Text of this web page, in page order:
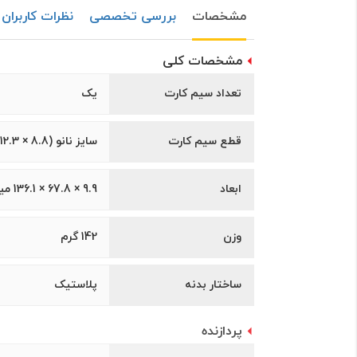
مشخصات بررسی تخصصی نظرات کاربران
مشخصات کلی
تعداد سیم کارت یک
قطع سیم کارت سایز نانو (8.8 × 12.3 میلی‌متر)
ابعاد 9.9 × 67.8 × 136.1 میلی‌متر
وزن 142 گرم
ساختار بدنه پلاستیک
پردازنده